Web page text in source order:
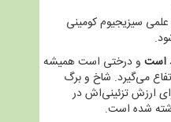
علمی سیزیجیوم کومینی
است و درختی است همیشه
سریع و تا ۳۰ متر ارتفاع می‌گیرد. شاخ و برگ
ارزش تزئینی‌اش در
شده است.